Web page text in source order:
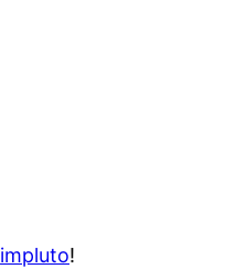
impluto!